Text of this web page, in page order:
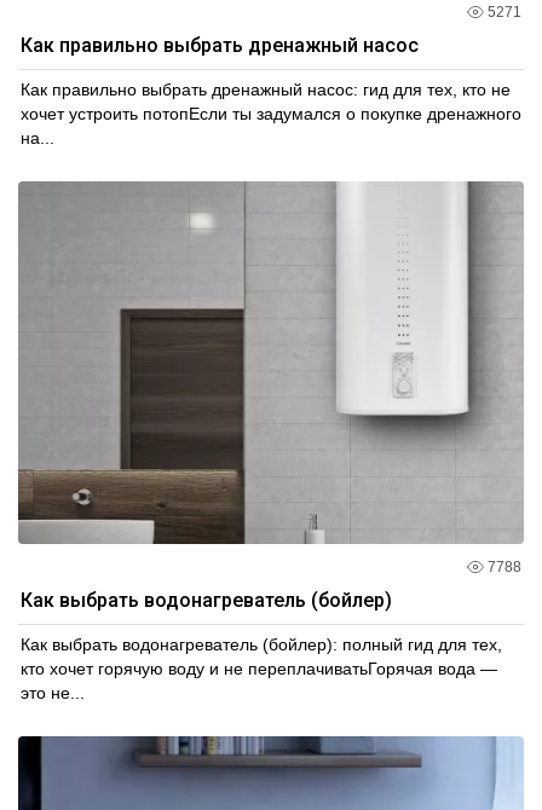
5271
Как правильно выбрать дренажный насос
Как правильно выбрать дренажный насос: гид для тех, кто не
хочет устроить потопЕсли ты задумался о покупке дренажного
на...
7788
Как выбрать водонагреватель (бойлер)
Как выбрать водонагреватель (бойлер): полный гид для тех,
кто хочет горячую воду и не переплачиватьГорячая вода —
это не...